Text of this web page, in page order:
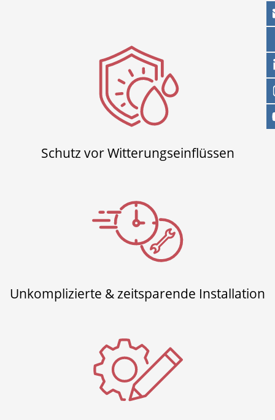
Schutz vor Witterungseinflüssen
Unkomplizierte & zeitsparende Installation